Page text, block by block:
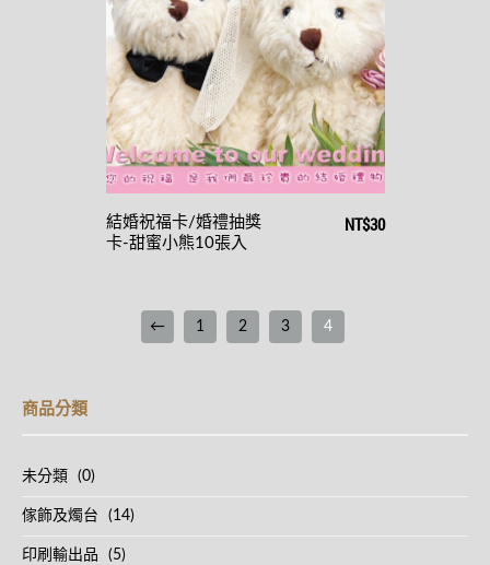
結婚祝福卡/婚禮抽獎
卡-甜蜜小熊10張入
NT$30
← 1 2 3 4
商品分類
未分類 (0)
傢飾及燭台 (14)
印刷輸出品 (5)